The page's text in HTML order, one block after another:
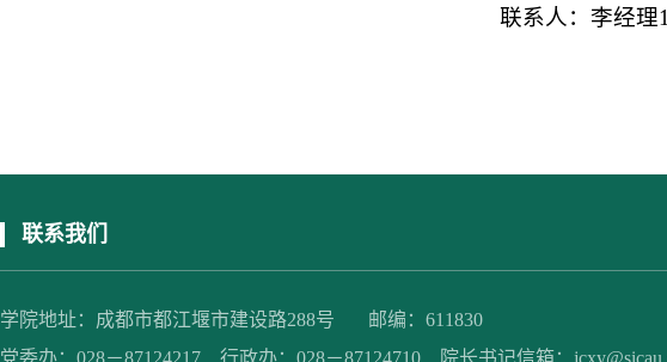
联系人：李经理
联系我们
学院地址：成都市都江堰市建设路288号 邮编：611830